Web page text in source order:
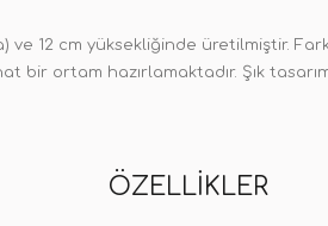
ve 12 cm yüksekliğinde üretilmiştir.
ortam hazırlamaktadır. Şık
ÖZELLIKLER